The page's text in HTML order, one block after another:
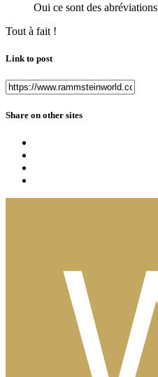
Oui ce sont des abréviations
Tout à fait !
Link to post
Share on other sites